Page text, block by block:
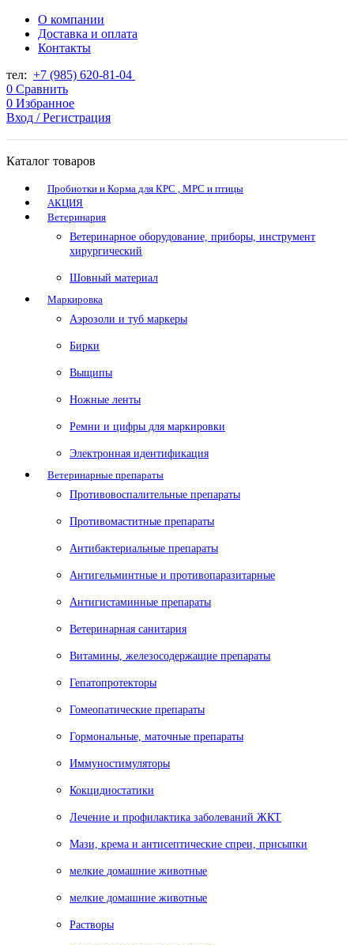
О компании
Доставка и оплата
Контакты
тел: +7 (985) 620-81-04
0 Сравнить
0 Избранное
Вход / Регистрация
Каталог товаров
Пробиотки и Корма для КРС , МРС и птицы
АКЦИЯ
Ветеринария
Ветеринарное оборудование, приборы, инструмент
хирургический
Шовный материал
Маркировка
Аэрозоли и туб маркеры
Бирки
Выщипы
Ножные ленты
Ремни и цифры для маркировки
Электронная идентификация
Ветеринарные препараты
Противовоспалительные препараты
Противомаститные препараты
Антибактериальные препараты
Антигельминтные и противопаразитарные
Антигистаминные препараты
Ветеринарная санитария
Витамины, железосодержащие препараты
Гепатопротекторы
Гомеопатические препараты
Гормональные, маточные препараты
Иммуностимуляторы
Кокцидиостатики
Лечение и профилактика заболеваний ЖКТ
Мази, крема и антисептические спреи, присыпки
мелкие домашние животные
мелкие домашние животные
Растворы